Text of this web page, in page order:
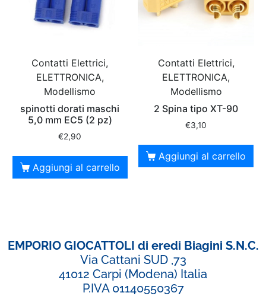
Contatti Elettrici,
ELETTRONICA,
Modellismo
spinotti dorati maschi
5,0 mm EC5 (2 pz)
€2,90
Aggiungi al carrello
Contatti Elettrici,
ELETTRONICA,
Modellismo
2 Spina tipo XT-90
€3,10
Aggiungi al carrello
EMPORIO GIOCATTOLI di eredi Biagini S.N.C.
Via Cattani SUD ,73
41012 Carpi (Modena) Italia
P.IVA 01140550367